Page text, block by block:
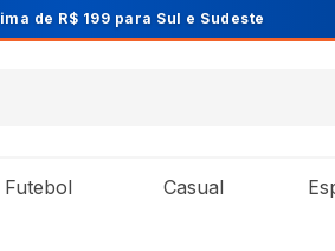
Cupom PRIMEIRA10 para 10% OFF na 1ª
Futebol Casual